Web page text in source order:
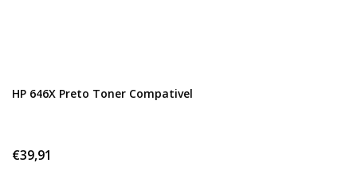
HP 646X Preto Toner Compativel
€39,91